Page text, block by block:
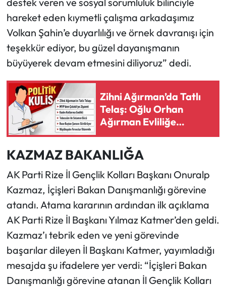
hareket eden kıymetli çalışma arkadaşımız
Volkan Şahin’e duyarlılığı ve örnek davranışı için
teşekkür ediyor, bu güzel dayanışmanın
büyüyerek devam etmesini diliyoruz” dedi.
Zihni Ağırman’da Tatlı
Telaş: Oğlu Orhan
Ağırman Evliliğe
Hazırlanıyor
KAZMAZ BAKANLIĞA
AK Parti Rize İl Gençlik Kolları Başkanı Onuralp
Kazmaz, İçişleri Bakan Danışmanlığı görevine
atandı. Atama kararının ardından ilk açıklama
AK Parti Rize İl Başkanı Yılmaz Katmer’den geldi.
Kazmaz’ı tebrik eden ve yeni görevinde
başarılar dileyen İl Başkanı Katmer, yayımladığı
mesajda şu ifadelere yer verdi: “İçişleri Bakan
Danışmanlığı görevine atanan İl Gençlik Kolları